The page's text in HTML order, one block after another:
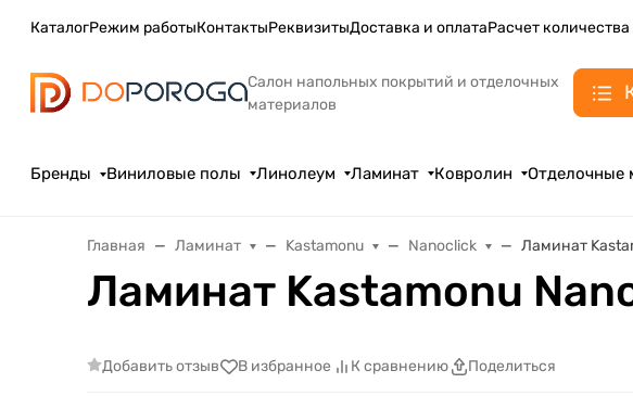
КаталогРежим работыКонтактыРеквизитыДоставка и оплатаРасчет
Салон напольных покрытий и отделочных
материалов
Бренды Виниловые полы Линолеум Ламинат Ковролин Отделочные
Главная Ламинат Kastamonu Nanoclick Ламинат
Ламинат Kastamonu
Добавить отзыв В избранное К сравнению Поделиться